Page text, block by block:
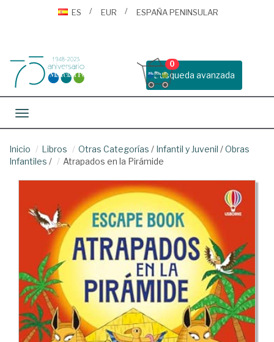
ES
EUR ESPAÑA PENINSULAR
Busqueda avanzada
0
Toggle navigation
Inicio Libros Otras Categorías / Infantil y Juvenil /Obras
Infantiles / Atrapados en la Pirámide